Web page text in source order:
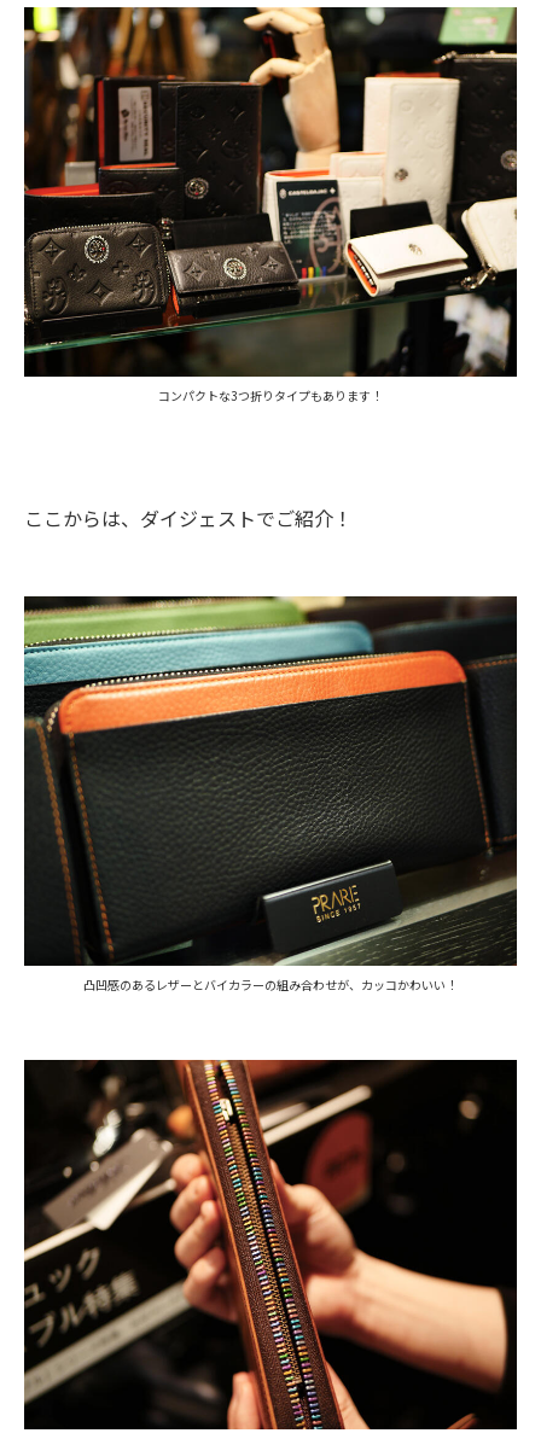
コンパクトな3つ折りタイプもあります！
ここからは、ダイジェストでご紹介！
凸凹感のあるレザーとバイカラーの組み合わせが、カッコかわいい！